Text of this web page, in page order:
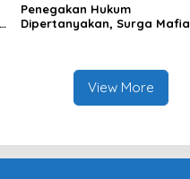
Penegakan Hukum
Dipertanyakan, Surga Mafia
View More